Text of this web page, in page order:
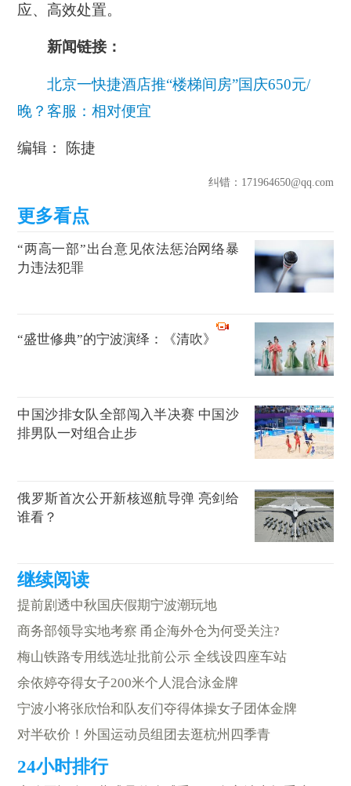
应、高效处置。
新闻链接：
北京一快捷酒店推“楼梯间房”国庆650元/
晚？客服：相对便宜
编辑： 陈捷
纠错：171964650@qq.com
“两高一部”出台意见依法惩治网络暴
力违法犯罪
“盛世修典”的宁波演绎：《清吹》
中国沙排女队全部闯入半决赛 中国沙
排男队一对组合止步
俄罗斯首次公开新核巡航导弹 亮剑给
谁看？
提前剧透中秋国庆假期宁波潮玩地
商务部领导实地考察 甬企海外仓为何受关注?
梅山铁路专用线选址批前公示 全线设四座车站
余依婷夺得女子200米个人混合泳金牌
宁波小将张欣怡和队友们夺得体操女子团体金牌
对半砍价！外国运动员组团去逛杭州四季青